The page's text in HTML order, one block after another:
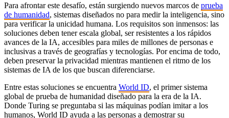
Para afrontar este desafío, están surgiendo nuevos marcos de prueba
de humanidad, sistemas diseñados no para medir la inteligencia, sino
para verificar la unicidad humana. Los requisitos son inmensos: las
soluciones deben tener escala global, ser resistentes a los rápidos
avances de la IA, accesibles para miles de millones de personas e
inclusivas a través de geografías y tecnologías. Por encima de todo,
deben preservar la privacidad mientras mantienen el ritmo de los
sistemas de IA de los que buscan diferenciarse.
Entre estas soluciones se encuentra World ID, el primer sistema
global de prueba de humanidad diseñado para la era de la IA.
Donde Turing se preguntaba si las máquinas podían imitar a los
humanos, World ID ayuda a las personas a demostrar su